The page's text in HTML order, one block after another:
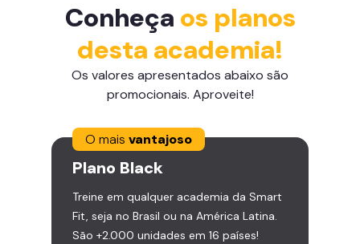
Conheça os planos
desta academia!
Os valores apresentados abaixo são
promocionais. Aproveite!
O mais vantajoso
Plano Black
Treine em qualquer academia da Smart
Fit, seja no Brasil ou na América Latina.
São +2.000 unidades em 16 países!